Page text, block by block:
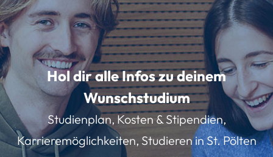
Hol dir alle Infos zu deinem
Wunschstudium
Studienplan, Kosten & Stipendien,
Karrieremöglichkeiten, Studieren in St. Pölten